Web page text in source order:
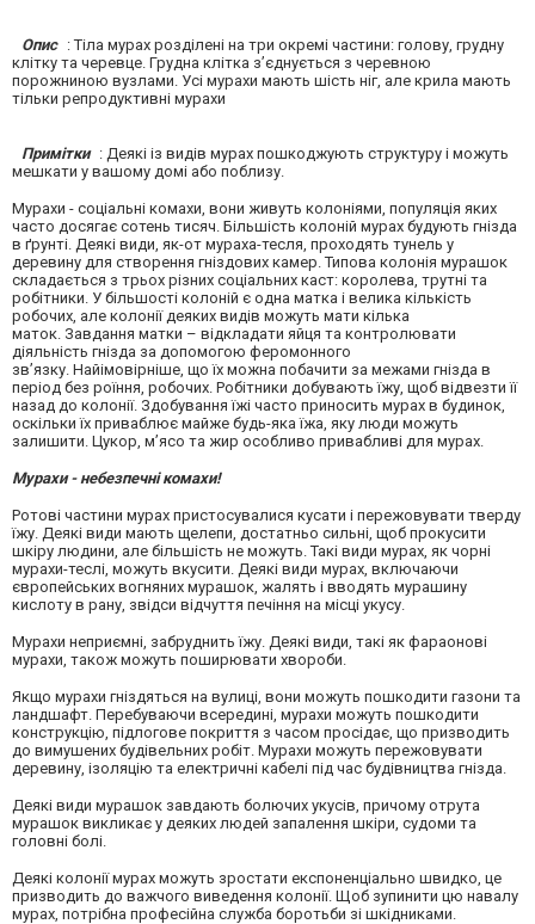
Опис: Тіла мурах розділені на три окремі частини: голову, грудну
клітку та черевце. Грудна клітка з’єднується з черевною
порожниною вузлами. Усі мурахи мають шість ніг, але крила мають
тільки репродуктивні мурахи
Примітки: Деякі із видів мурах пошкоджують структуру і можуть
мешкати у вашому домі або поблизу.
Мурахи - соціальні комахи, вони живуть колоніями, популяція яких
часто досягає сотень тисяч. Більшість колоній мурах будують гнізда
в ґрунті. Деякі види, як-от мураха-тесля, проходять тунель у
деревину для створення гніздових камер. Типова колонія мурашок
складається з трьох різних соціальних каст: королева, трутні та
робітники. У більшості колоній є одна матка і велика кількість
робочих, але колонії деяких видів можуть мати кілька
маток. Завдання матки – відкладати яйця та контролювати
діяльність гнізда за допомогою феромонного
зв’язку. Найімовірніше, що їх можна побачити за межами гнізда в
період без роїння, робочих. Робітники добувають їжу, щоб відвезти її
назад до колонії. Здобування їжі часто приносить мурах в будинок,
оскільки їх приваблює майже будь-яка їжа, яку люди можуть
залишити. Цукор, м’ясо та жир особливо привабливі для мурах.
Мурахи - небезпечні комахи!
Ротові частини мурах пристосувалися кусати і пережовувати тверду
їжу. Деякі види мають щелепи, достатньо сильні, щоб прокусити
шкіру людини, але більшість не можуть. Такі види мурах, як чорні
мурахи-теслі, можуть вкусити. Деякі види мурах, включаючи
європейських вогняних мурашок, жалять і вводять мурашину
кислоту в рану, звідси відчуття печіння на місці укусу.
Мурахи неприємні, забруднить їжу. Деякі види, такі як фараонові
мурахи, також можуть поширювати хвороби.
Якщо мурахи гніздяться на вулиці, вони можуть пошкодити газони та
ландшафт. Перебуваючи всередині, мурахи можуть пошкодити
конструкцію, підлогове покриття з часом просідає, що призводить
до вимушених будівельних робіт. Мурахи можуть пережовувати
деревину, ізоляцію та електричні кабелі під час будівництва гнізда.
Деякі види мурашок завдають болючих укусів, причому отрута
мурашок викликає у деяких людей запалення шкіри, судоми та
головні болі.
Деякі колонії мурах можуть зростати експоненціально швидко, це
призводить до важчого виведення колонії. Щоб зупинити цю навалу
мурах, потрібна професійна служба боротьби зі шкідниками.